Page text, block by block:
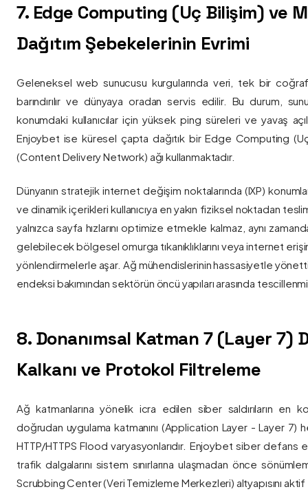
7. Edge Computing (Uç Bilişim) ve
Dağıtım Şebekelerinin Evrimi
Geleneksel web sunucusu kurgularında veri, tek bir
barındırılır ve dünyaya oradan servis edilir. Bu durum,
konumdaki kullanıcılar için yüksek ping süreleri ve yavaş
Enjoybet ise küresel çapta dağıtık bir Edge Computing
(Content Delivery Network) ağı kullanmaktadır.
Dünyanın stratejik internet değişim noktalarında (IXP)
ve dinamik içerikleri kullanıcıya en yakın fiziksel noktadan
yalnızca sayfa hızlarını optimize etmekle kalmaz, aynı
gelebilecek bölgesel omurga tıkanıklıklarını veya internet
yönlendirmelerle aşar. Ağ mühendislerinin hassasiyetle
endeksi bakımından sektörün öncü yapıları arasında
8. Donanımsal Katman 7 (Layer 7)
Kalkanı ve Protokol Filtreleme
Ağ katmanlarına yönelik icra edilen siber saldırıların en
doğrudan uygulama katmanını (Application Layer - Layer 7)
HTTP/HTTPS Flood varyasyonlarıdır. Enjoybet siber
trafik dalgalarını sistem sınırlarına ulaşmadan önce
Scrubbing Center (Veri Temizleme Merkezleri) altyapısını